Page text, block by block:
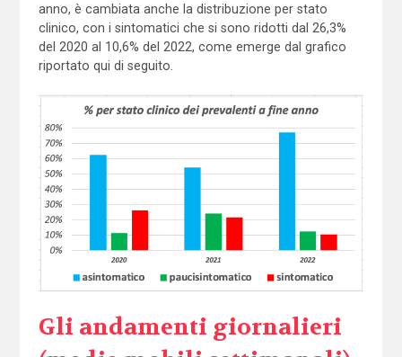
anno, è cambiata anche la distribuzione per stato
clinico, con i sintomatici che si sono ridotti dal 26,3%
del 2020 al 10,6% del 2022, come emerge dal grafico
riportato qui di seguito.
Gli andamenti giornalieri